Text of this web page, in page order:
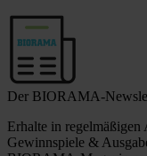
Der BIORAMA-
Erhalte in
Gewinnspiele &